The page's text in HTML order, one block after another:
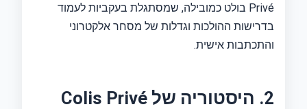
Privé בולט כמובילה, שמסתגלת בעקביות לעמוד
בדרישות ההולכות וגדלות של מסחר אלקטרוני
והתכתבות אישית.
2. היסטוריה של Colis Privé